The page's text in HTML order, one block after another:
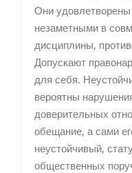
Они удовлетворены
незаметными в
дисциплины,
Допускают
для себя.
вероятны
доверительных
обещание, а сами
неустойчивый,
общественных